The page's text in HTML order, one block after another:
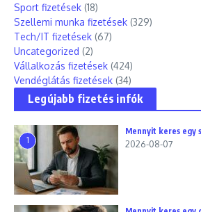
Sport fizetések (18)
Szellemi munka fizetések (329)
Tech/IT fizetések (67)
Uncategorized (2)
Vállalkozás fizetések (424)
Vendéglátás fizetések (34)
Legújabb fizetés infók
1
Mennyit keres egy
2026-08-07